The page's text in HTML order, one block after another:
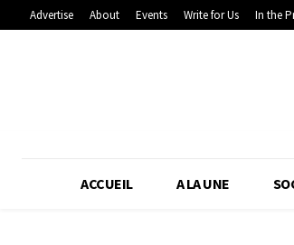
Advertise About Events Write for Us In the
ACCUEIL A LA UNE